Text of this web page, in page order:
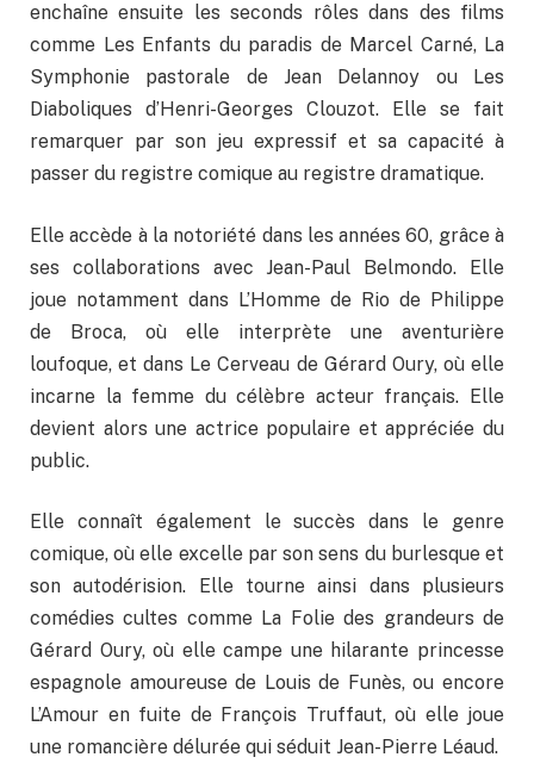
enchaîne ensuite les seconds rôles dans des films
comme Les Enfants du paradis de Marcel Carné, La
Symphonie pastorale de Jean Delannoy ou Les
Diaboliques d’Henri-Georges Clouzot. Elle se fait
remarquer par son jeu expressif et sa capacité à
passer du registre comique au registre dramatique.
Elle accède à la notoriété dans les années 60, grâce à
ses collaborations avec Jean-Paul Belmondo. Elle
joue notamment dans L’Homme de Rio de Philippe
de Broca, où elle interprète une aventurière
loufoque, et dans Le Cerveau de Gérard Oury, où elle
incarne la femme du célèbre acteur français. Elle
devient alors une actrice populaire et appréciée du
public.
Elle connaît également le succès dans le genre
comique, où elle excelle par son sens du burlesque et
son autodérision. Elle tourne ainsi dans plusieurs
comédies cultes comme La Folie des grandeurs de
Gérard Oury, où elle campe une hilarante princesse
espagnole amoureuse de Louis de Funès, ou encore
L’Amour en fuite de François Truffaut, où elle joue
une romancière délurée qui séduit Jean-Pierre Léaud.